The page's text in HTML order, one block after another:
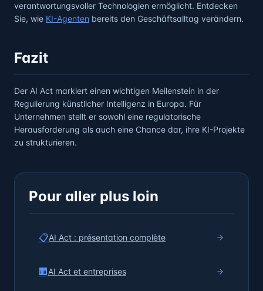
verantwortungsvoller Technologien ermöglicht. Entdecken
Sie, wie KI-Agenten bereits den Geschäftsalltag verändern.
Fazit
Der AI Act markiert einen wichtigen Meilenstein in der
Regulierung künstlicher Intelligenz in Europa. Für
Unternehmen stellt er sowohl eine regulatorische
Herausforderung als auch eine Chance dar, ihre KI-Projekte
zu strukturieren.
Pour aller plus loin
📋AI Act : présentation complète
🏢 AI Act et entreprises